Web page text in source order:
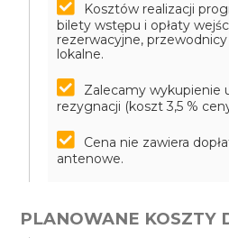
Kosztów realizacji
bilety wstępu i opłaty
rezerwacyjne,
lokalne.
Zalecamy wykupienie
rezygnacji (koszt 3,5 %
Cena nie zawiera
antenowe.
PLANOWANE KOSZTY